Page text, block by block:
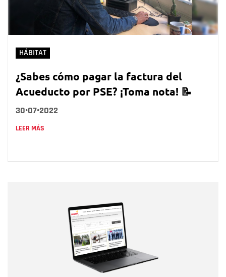
HÁBITAT
¿Sabes cómo pagar la factura del
Acueducto por PSE? ¡Toma nota! 📝
30•07•2022
LEER MÁS
Correo electrónico
Tipo de comentario